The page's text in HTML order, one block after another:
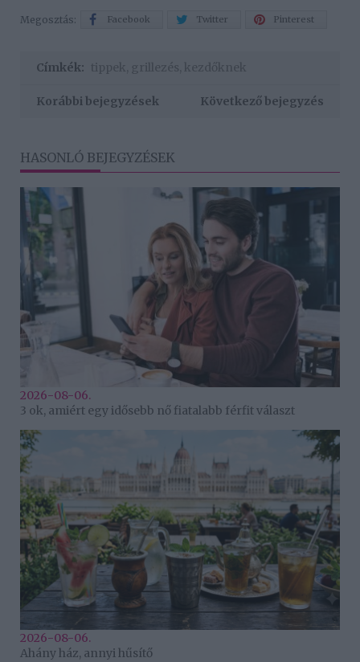
Megosztás: Facebook Twitter Pinterest
Címkék: tippek grillezés kezdőknek
Korábbi bejegyzések Következő bejegyzés
HASONLÓ BEJEGYZÉSEK
2026-08-06.
3 ok, amiért egy idősebb nő fiatalabb férfit választ
2026-08-06.
Ahány ház, annyi hűsítő